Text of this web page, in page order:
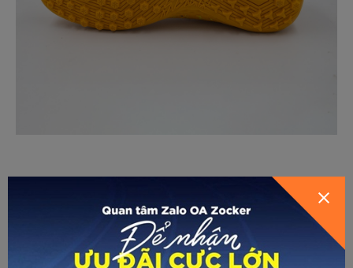
Không chỉ sở hữu chất liệu cao cấp, ứng dụng nhiều công
nghệ tiên tiến, mà giày bóng đá Zocker Inspire còn có ngoại
hình “mãn nhãn”, thu hút mọi ánh nhìn trên sân. Có tới 4
phiên bản màu để các chân “phủi” thoải mái lựa chọn: Xanh
ngọc, cam, xanh chuối, trắng.